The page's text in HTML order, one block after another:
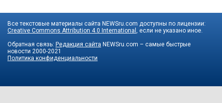
Все текстовые материалы сайта NEWSru.com доступны по лицензии:
Creative Commons Attribution 4.0 International , если не указано иное.
Обратная связь: Редакция сайта NEWSru.com – самые быстрые
новости 2000-2021
Политика конфиденциальности